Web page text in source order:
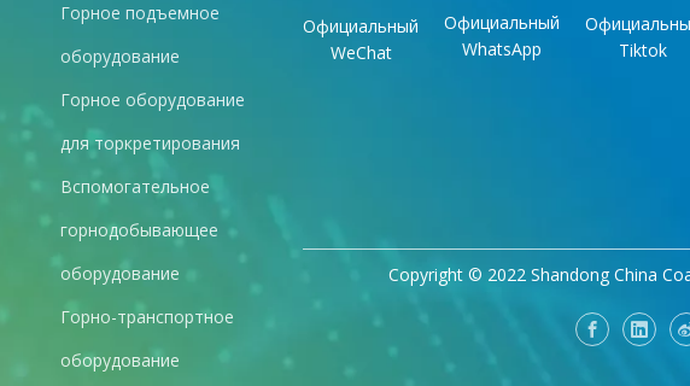
Горное подъемное
оборудование
Горное оборудование
для торкретирования
Вспомогательное
горнодобывающее
оборудование
Горно-транспортное
оборудование
Официальный
WeChat
Официальный
WhatsApp
Tiktok
Copyright © 2022 Shandong China